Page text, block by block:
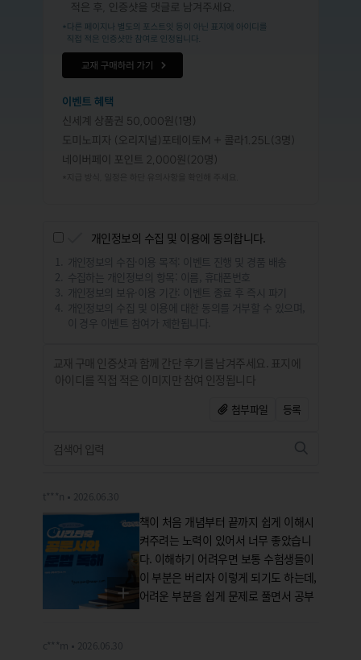
개인정보의 수집 및 이용에 동의합니다.
개인정보의 수집·이용 목적: 이벤트 진행 및 경품 배송
수집하는 개인정보의 항목: 이름, 휴대폰번호
개인정보의 보유·이용 기간: 이벤트 종료 후 즉시 파기
개인정보의 수집 및 이용에 대한 동의를 거부할 수 있으며,
이 경우 이벤트 참여가 제한됩니다.
첨부파일 등록
t***n 2026.06.30
책이 처음 개념부터 끝까지 쉽게 이해시
켜주려는 노력이 있어서 너무 좋았습니
다. 이해하기 어려우면 보통 수험생들이
이 부분은 버리자 이렇게 되기도 하는데,
어려운 부분을 쉽게 문제로 풀면서 공부
하게 하는 점이 강점이라 생각합니다. 모
c***m 2026.06.30